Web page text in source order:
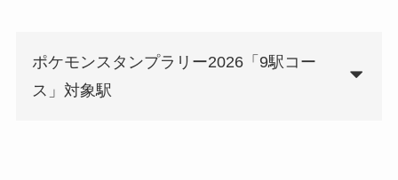
ポケモンスタンプラリー2026「9駅コー
ス」対象駅